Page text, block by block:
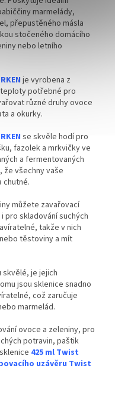
marmelády,
přepustěného másla
stočeného domácího
nebo letního
je vyrobena z
potřebné pro
různé druhy ovoce
a okurky.
se skvěle hodí pro
fazolek a mrkvičky ve
a fermentovaných
všechny vaše
chutné.
můžete zavařovací
pro skladování suchých
takže v nich
těstoviny a mít
skvělé, je jejich
jsou sklenice snadno
což zaručuje
marmelád.
ovoce a zeleniny, pro
potravin, paštik
425 ml Twist
uzávěru Twist